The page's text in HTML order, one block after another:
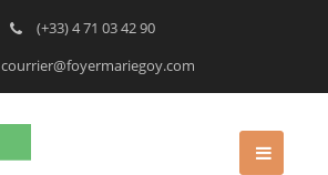
(+33) 4 71 03 42 90
courrier@foyermariegoy.com